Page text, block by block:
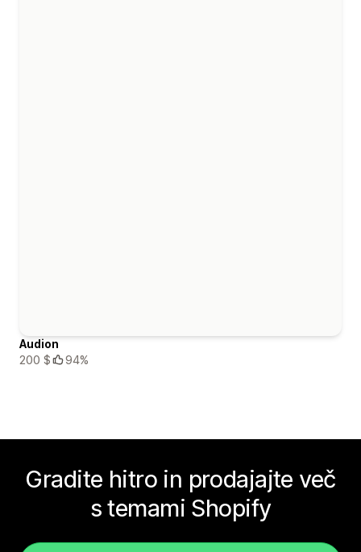
Audion
200 $
94%
Gradite hitro in prodajajte več
s temami Shopify